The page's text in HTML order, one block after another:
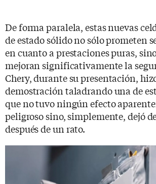
De forma paralela, estas nuevas
de estado sólido no sólo prometen
en cuanto a prestaciones puras,
mejoran significativamente la
Chery, durante su presentación,
demostración taladrando una de
que no tuvo ningún efecto
peligroso sino, simplemente, dejó
después de un rato.